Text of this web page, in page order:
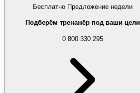
Бесплатно Предложение недели
Подберём тренажёр под ваши цели
0 800 330 295